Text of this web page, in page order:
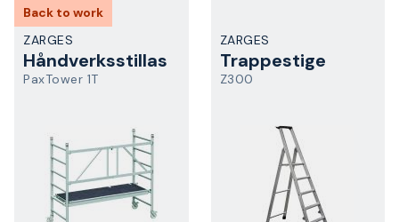
Back to work
ZARGES
Håndverksstillas
PaxTower 1T
ZARGES
Trappestige
Z300